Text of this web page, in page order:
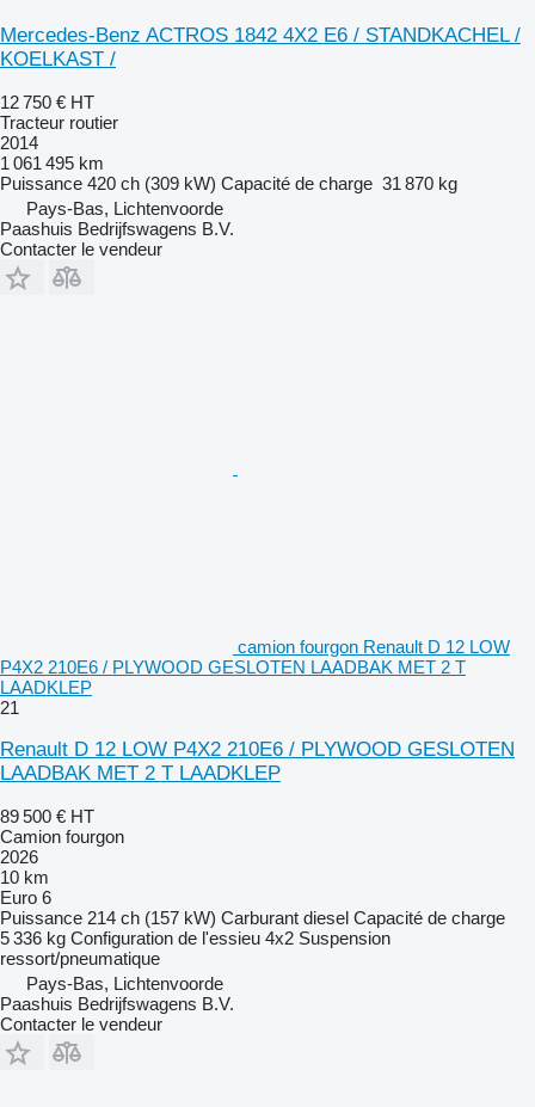
Mercedes-Benz ACTROS 1842 4X2 E6 / STANDKACHEL /
KOELKAST /
12 750 € HT
Tracteur routier
2014
1 061 495 km
Puissance 420 ch (309 kW) Capacité de charge 31 870 kg
Pays-Bas, Lichtenvoorde
Paashuis Bedrijfswagens B.V.
Contacter le vendeur
camion fourgon Renault D 12 LOW
P4X2 210E6 / PLYWOOD GESLOTEN LAADBAK MET 2 T
LAADKLEP
21
Renault D 12 LOW P4X2 210E6 / PLYWOOD GESLOTEN
LAADBAK MET 2 T LAADKLEP
89 500 € HT
Camion fourgon
2026
10 km
Euro 6
Puissance 214 ch (157 kW) Carburant diesel Capacité de charge
5 336 kg Configuration de l'essieu 4x2 Suspension
ressort/pneumatique
Pays-Bas, Lichtenvoorde
Paashuis Bedrijfswagens B.V.
Contacter le vendeur